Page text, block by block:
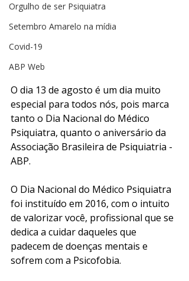
Orgulho de ser Psiquiatra
Setembro Amarelo na mídia
Covid-19
ABP Web
O dia 13 de agosto é um dia muito
especial para todos nós, pois marca
tanto o Dia Nacional do Médico
Psiquiatra, quanto o aniversário da
Associação Brasileira de Psiquiatria -
ABP.
O Dia Nacional do Médico Psiquiatra
foi instituído em 2016, com o intuito
de valorizar você, profissional que se
dedica a cuidar daqueles que
padecem de doenças mentais e
sofrem com a Psicofobia.